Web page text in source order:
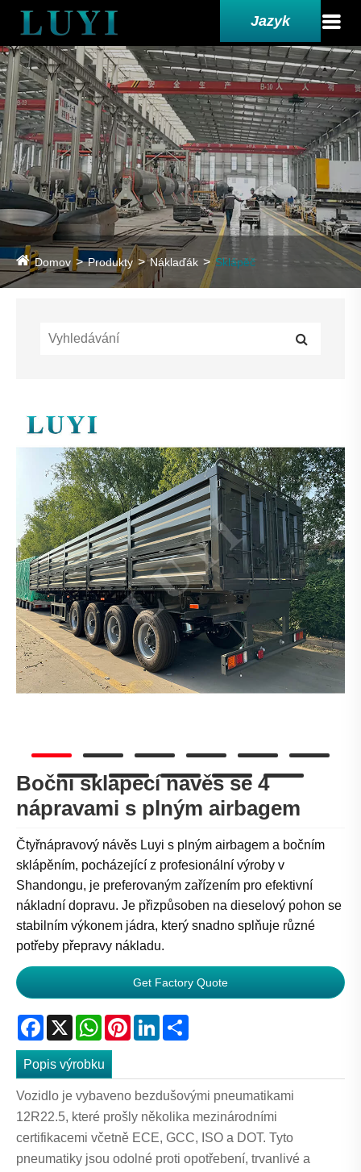
Jazyk
Domov Produkty Náklaďák Sklápěč
Boční sklápěcí návěs se 4
nápravami s plným airbagem
Čtyřnápravový návěs Luyi s plným airbagem a bočním
sklápěním, pocházející z profesionální výroby v
Shandongu, je preferovaným zařízením pro efektivní
nákladní dopravu. Je přizpůsoben na dieselový pohon se
stabilním výkonem jádra, který snadno splňuje různé
potřeby přepravy nákladu.
Get Factory Quote
Facebook
X WhatsApp
PinterestLinkedIn
Popis výrobku
Vozidlo je vybaveno bezdušovými pneumatikami
12R22.5, které prošly několika mezinárodními
certifikacemi včetně ECE, GCC, ISO a DOT. Tyto
pneumatiky jsou odolné proti opotřebení, trvanlivé a